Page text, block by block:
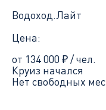
Водоход.Лайт
Цена:
от 134 000 ₽/ чел.
Круиз начался
Нет свободных